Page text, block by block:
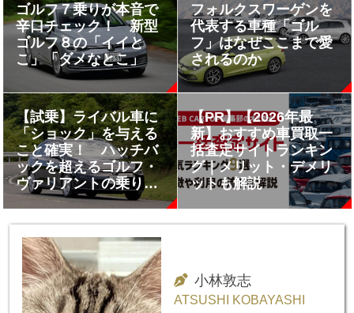
ゴルフ７乗りが本音で
辛口チェック！ 新型
ゴルフ８の「イイと
こ」「ダメなとこ」
フォルクスワーゲンを
代表する車種「ゴル
フ」はなぜここまで愛
されるのか
【試乗】ライバル車に
「ショック」を与える
こと確実！ ハッチバ
ックを超えるゴルフ・
ヴァリアントの乗り味
が凄い
【PR】【2026年最
新】おすすめ車買取一
括査定サイトランキン
グ｜メリット・デメリ
ットも解説
小林敦志
ATSUSHI KOBAYASHI